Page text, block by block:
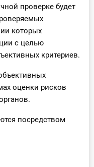
проверке будет
которых
с целью
критериев.
оценки рисков
посредством